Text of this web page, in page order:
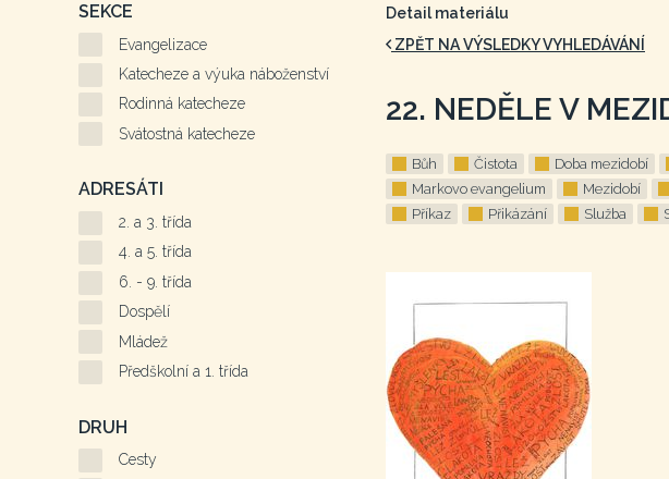
Detail materiálu
ZPĚT NA VÝSLEDKY VYHLEDÁVÁNÍ
22. NEDĚLE V
Bůh Čistota Doba mezidobí
Markovo evangelium
Mezidobí
Příkaz
Přikázání Služba
SEKCE
Evangelizace
Katecheze a výuka náboženství
Rodinná katecheze
Svátostná katecheze
ADRESÁTI
2. a 3. třída
4. a 5. třída
6. - 9. třída
Dospělí
Mládež
Předškolní a 1. třída
DRUH
Cesty